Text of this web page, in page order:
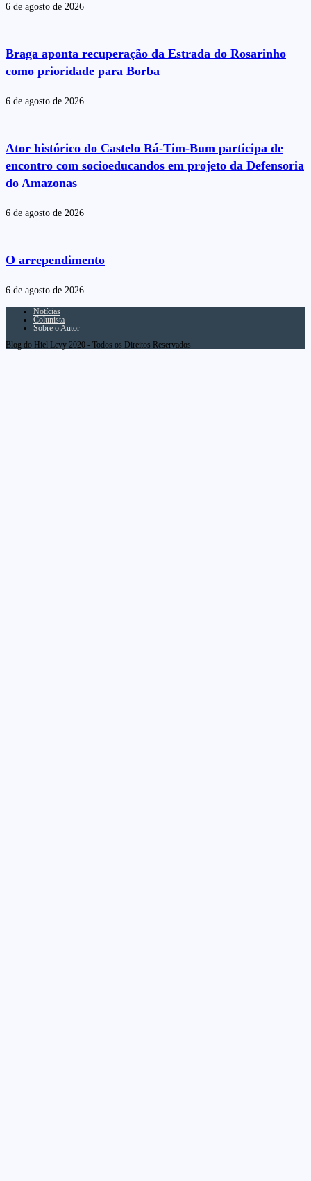
6 de agosto de 2026
Braga aponta recuperação da Estrada do Rosarinho
como prioridade para Borba
6 de agosto de 2026
Ator histórico do Castelo Rá-Tim-Bum participa de
encontro com socioeducandos em projeto da Defensoria
do Amazonas
6 de agosto de 2026
O arrependimento
6 de agosto de 2026
Notícias
Colunista
Sobre o Autor
Blog do Hiel Levy 2020 - Todos os Direitos Reservados